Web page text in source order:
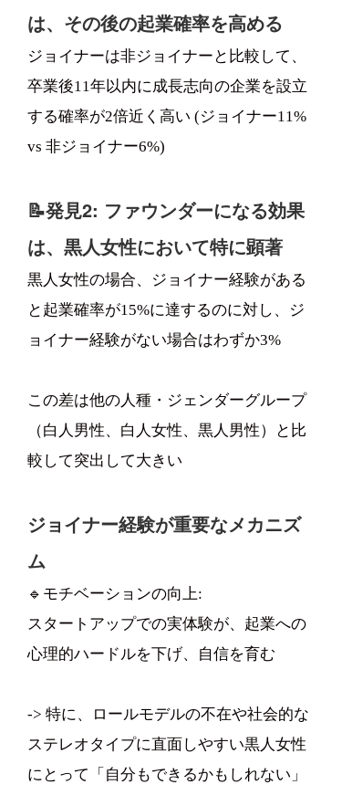
は、その後の起業確率を高める
ジョイナーは非ジョイナーと比較して、
卒業後11年以内に成長志向の企業を設立
する確率が2倍近く高い (ジョイナー11%
vs 非ジョイナー6%)
📝発見2: ファウンダーになる効果
は、黒人女性において特に顕著
黒人女性の場合、ジョイナー経験がある
と起業確率が15%に達するのに対し、ジ
ョイナー経験がない場合はわずか3%
この差は他の人種・ジェンダーグループ
（白人男性、白人女性、黒人男性）と比
較して突出して大きい
ジョイナー経験が重要なメカニズ
ム
🔹モチベーションの向上:
スタートアップでの実体験が、起業への
心理的ハードルを下げ、自信を育む
-> 特に、ロールモデルの不在や社会的な
ステレオタイプに直面しやすい黒人女性
にとって「自分もできるかもしれない」